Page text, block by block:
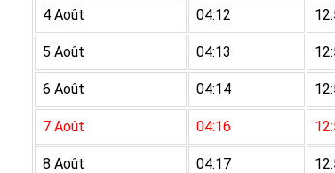
4 Août 04:12
5 Août 04:13
6 Août 04:14
7 Août 04:16
8 Août 04:17